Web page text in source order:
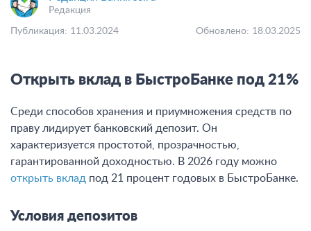
Редакция
Публикация: 11.03.2024 Обновлено: 18.03.2025
Открыть вклад в БыстроБанке под 21%
Среди способов хранения и приумножения средств по
праву лидирует банковский депозит. Он
характеризуется простотой, прозрачностью,
гарантированной доходностью. В 2026 году можно
открыть вклад под 21 процент годовых в БыстроБанке.
Условия депозитов